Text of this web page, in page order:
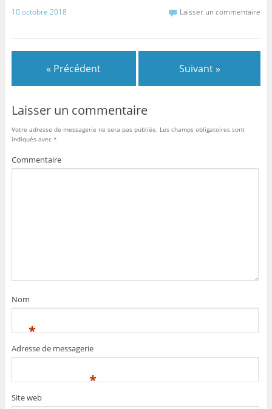
10 octobre 2018 Laisser un commentaire
« Précédent Suivant »
Laisser un commentaire
Votre adresse de messagerie ne sera pas publiée. Les champs obligatoires sont
indiqués avec *
Commentaire
Nom
*
Adresse de messagerie
*
Site web